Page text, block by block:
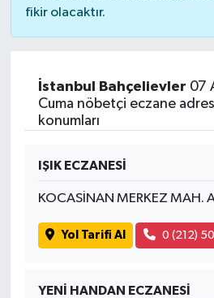
fikir olacaktır.
İstanbul Bahçelievler 07
Cuma nöbetçi eczane
konumları
IŞIK ECZANESİ
KOCASİNAN MERKEZ MAH.
Yol Tarifi Al 0 (212)
YENİ HANDAN ECZANESİ